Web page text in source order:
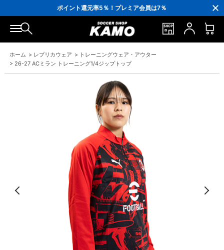
ポイント還元率5％！プレミア会員は7％
会員の方にはお誕生月に「10％OFFクーポン」プレゼント！
16,000円(税込)以上でシューズケースプレゼント！
3,300円(税込)以上で送料無料！
ホーム > レプリカウェア > トレーニングウェア・アウター
> 26-27 ACミラン トレーニング1/4ジップトップ